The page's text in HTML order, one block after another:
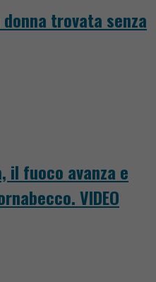
trovata senza
il fuoco avanza e
VIDEO